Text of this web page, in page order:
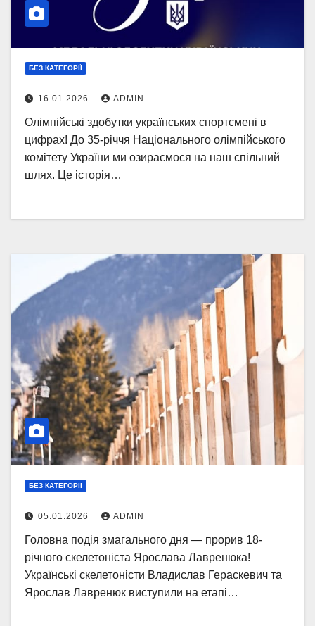
БЕЗ КАТЕГОРІЇ
16.01.2026 ADMIN
Олімпійські здобутки українських спортсмені в
цифрах! До 35-річчя Національного олімпійського
комітету України ми озираємося на наш спільний
шлях. Це історія…
БЕЗ КАТЕГОРІЇ
05.01.2026 ADMIN
Головна подія змагального дня — прорив 18-
річного скелетоніста Ярослава Лавренюка!
Українські скелетоністи Владислав Гераскевич та
Ярослав Лавренюк виступили на етапі…